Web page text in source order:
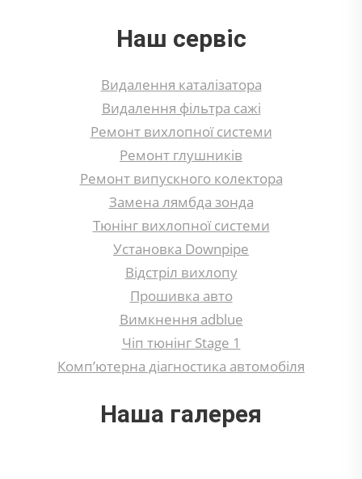
Наш сервіс
Видалення каталізатора
Видалення фільтра сажі
Ремонт вихлопної системи
Ремонт глушників
Ремонт випускного колектора
Замена лямбда зонда
Тюнінг вихлопної системи
Установка Downpipe
Відстріл вихлопу
Прошивка авто
Вимкнення adblue
Чіп тюнінг Stage 1
Комп’ютерна діагностика автомобіля
Наша галерея